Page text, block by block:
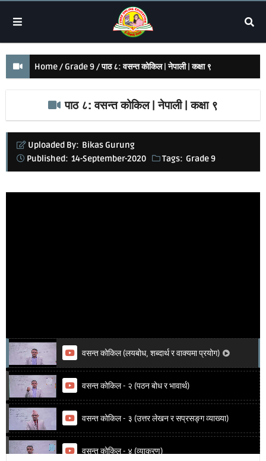
Home Grade 9 पाठ ८: वसन्त कोकिल | नेपाली | कक्षा ९
पाठ ८: वसन्त कोकिल | नेपाली | कक्षा ९
Uploaded By: Bikas Gurung
Published: 14-September-2020 Tags: Grade 9
वसन्त कोकिल (लयबोध, शब्दार्थ र वाक्यमा प्रयोग)
वसन्त कोकिल - २ (पठन बोध र भावार्थ)
वसन्त कोकिल - ३ (उत्तर लेखन र सप्रसङ्ग व्याख्या)
वसन्त कोकिल - ४ (व्याकरण)